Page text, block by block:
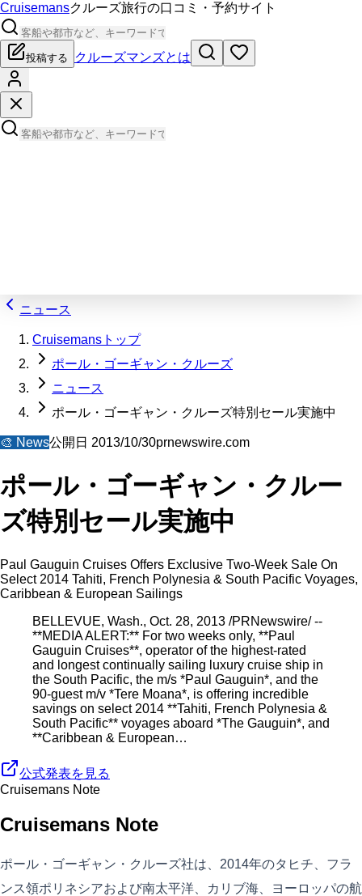
Cruisemansクルーズ旅行の口コミ・予約サイト
投稿する クルーズマンズとは
ニュース
Cruisemansトップ
ポール・ゴーギャン・クルーズ
ニュース
ポール・ゴーギャン・クルーズ特別セール実施中
🎨 News公開日 2013/10/30prnewswire.com
ポール・ゴーギャン・クルー
ズ特別セール実施中
Paul Gauguin Cruises Offers Exclusive Two-Week Sale On
Select 2014 Tahiti, French Polynesia & South Pacific Voyages,
Caribbean & European Sailings
BELLEVUE, Wash., Oct. 28, 2013 /PRNewswire/ --
**MEDIA ALERT:** For two weeks only, **Paul
Gauguin Cruises**, operator of the highest-rated
and longest continually sailing luxury cruise ship in
the South Pacific, the m/s *Paul Gauguin*, and the
90-guest m/v *Tere Moana*, is offering incredible
savings on select 2014 **Tahiti, French Polynesia &
South Pacific** voyages aboard *The Gauguin*, and
**Caribbean & European…
公式発表を見る
Cruisemans Note
Cruisemans Note
ポール・ゴーギャン・クルーズ社は、2014年のタヒチ、フラ
ンス領ポリネシアおよび南太平洋、カリブ海、ヨーロッパの航